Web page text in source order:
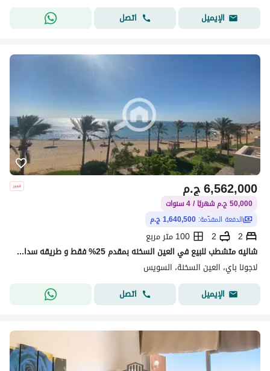
الإيميل
اتصل
ج.م6,562,000
50,000 ج.م شهريًا / 4 سنوات
الدفعة المقدّمة: 1,640,500 ج.م
2
2
100 متر مربع
شاليه متشطب للبيع في العين السخنه بمقدم 25% فقط و طريقه سداد مريحه
لاجونا باي، العين السخنة، السويس
الإيميل
اتصل